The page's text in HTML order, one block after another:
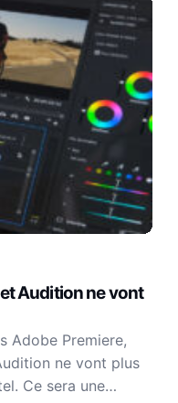
Audition ne vont
Adobe Premiere,
ne vont plus
Ce sera une…